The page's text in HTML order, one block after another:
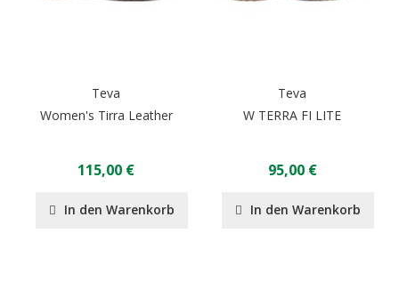
Teva
Women's Tirra Leather
115,00 €
In den Warenkorb
Teva
W TERRA FI LITE
95,00 €
In den Warenkorb